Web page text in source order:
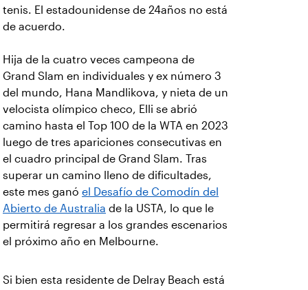
tenis. El estadounidense de 24años no está
de acuerdo.
Hija de la cuatro veces campeona de
Grand Slam en individuales y ex número 3
del mundo, Hana Mandlikova, y nieta de un
velocista olímpico checo, Elli se abrió
camino hasta el Top 100 de la WTA en 2023
luego de tres apariciones consecutivas en
el cuadro principal de Grand Slam. Tras
superar un camino lleno de dificultades,
este mes ganó el Desafío de Comodín del
Abierto de Australia de la USTA, lo que le
permitirá regresar a los grandes escenarios
el próximo año en Melbourne.
Si bien esta residente de Delray Beach está